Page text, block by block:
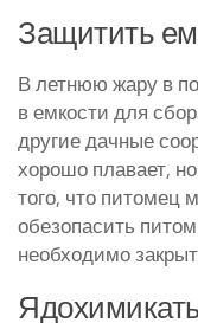
Защитить
В летнюю жару в
в емкости для
другие дачные
хорошо плавает,
того, что питомец
обезопасить
необходимо